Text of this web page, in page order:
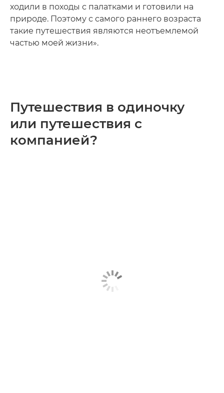
ходили в походы с палатками и готовили на
природе. Поэтому с самого раннего возраста
такие путешествия являются неотъемлемой
частью моей жизни».
Путешествия в одиночку
или путешествия с
компанией?